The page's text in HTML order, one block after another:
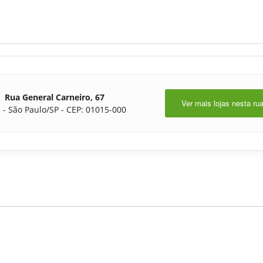
Rua General Carneiro, 67
- São Paulo/SP - CEP: 01015-000
Ver mais lojas nesta rua